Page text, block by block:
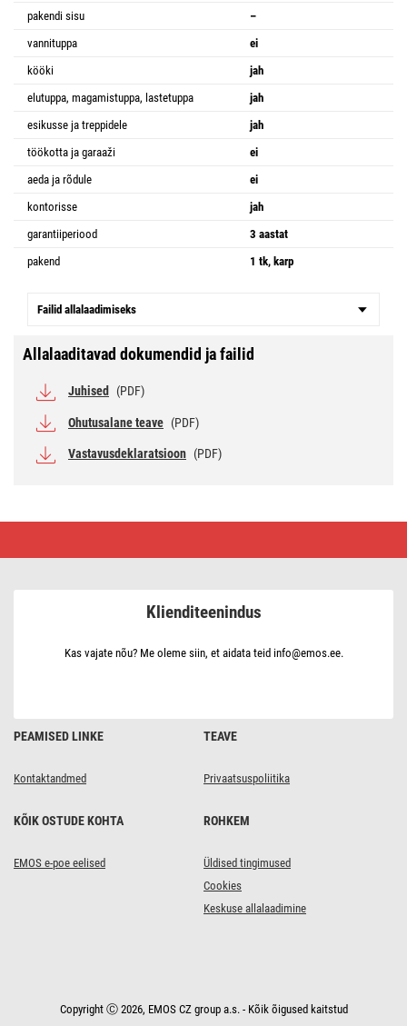
pakendi sisu
–
vannituppa
ei
kööki
jah
elutuppa, magamistuppa, lastetuppa
jah
esikusse ja treppidele
jah
töökotta ja garaaži
ei
aeda ja rõdule
ei
kontorisse
jah
garantiiperiood
3 aastat
pakend
1 tk, karp
Failid allalaadimiseks
Allalaaditavad dokumendid ja failid
Juhised (PDF)
Ohutusalane teave (PDF)
Vastavusdeklaratsioon (PDF)
PEAMISED LINKE
Kontaktandmed
TEAVE
Privaatsuspoliitika
KÕIK OSTUDE KOHTA
EMOS e-poe eelised
ROHKEM
Üldised tingimused
Cookies
Keskuse allalaadimine
Klienditeenindus
Kas vajate nõu? Me oleme siin, et aidata teid info@emos.ee.
Copyright Ⓒ 2026, EMOS CZ group a.s. - Kõik õigused kaitstud